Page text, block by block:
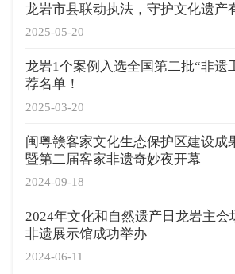
2025-05-20
龙岩市县联动执法，守护文化遗产
2025-03-20
龙岩1个案例入选全国第二批“非遗
荐名单！
2024-09-18
闽粤赣客家文化生态保护区建设成
暨第二届客家非遗奇妙夜开幕
2024-06-11
2024年文化和自然遗产日龙岩主会
非遗展示馆成功举办